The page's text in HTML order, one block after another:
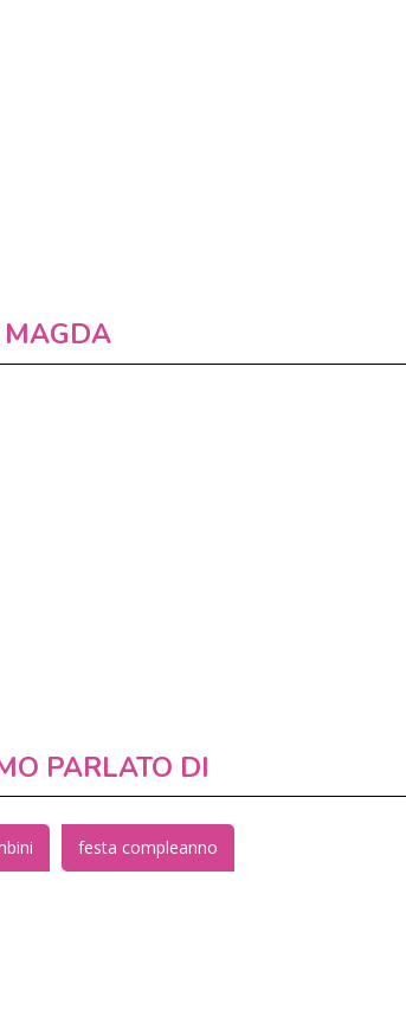
MAGDA
PARLATO DI
festa compleanno